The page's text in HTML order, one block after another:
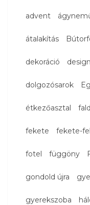
advent
átalakítás
dekoráció design
dolgozósarok
étkezőasztal
fekete fekete-
fotel függöny
gondold újra
gyerekszoba